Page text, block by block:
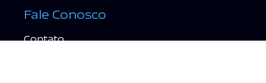
Fale Conosco
Contato